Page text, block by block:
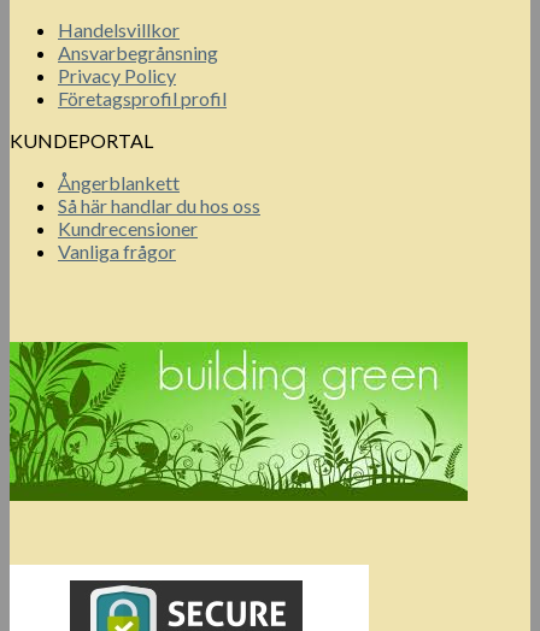
Handelsvillkor
Ansvarbegrånsning
Privacy Policy
Företagsprofil profil
KUNDEPORTAL
Ångerblankett
Så här handlar du hos oss
Kundrecensioner
Vanliga frågor